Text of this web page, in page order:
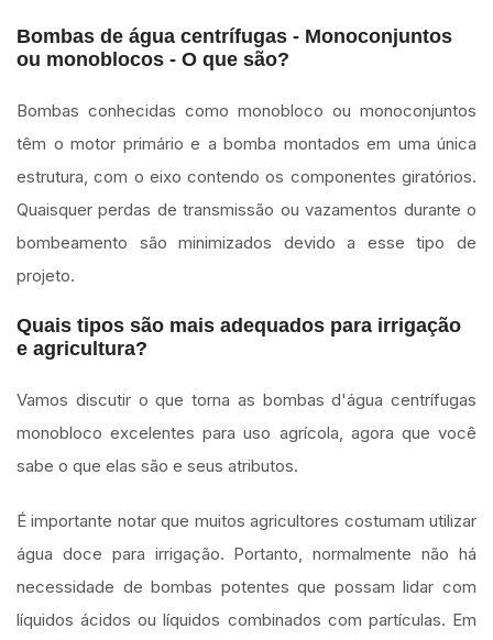
Bombas de água centrífugas - Monoconjuntos
ou monoblocos - O que são?
Bombas conhecidas como monobloco ou monoconjuntos
têm o motor primário e a bomba montados em uma única
estrutura, com o eixo contendo os componentes giratórios.
Quaisquer perdas de transmissão ou vazamentos durante o
bombeamento são minimizados devido a esse tipo de
projeto.
Quais tipos são mais adequados para irrigação
e agricultura?
Vamos discutir o que torna as bombas d'água centrífugas
monobloco excelentes para uso agrícola, agora que você
sabe o que elas são e seus atributos.
É importante notar que muitos agricultores costumam utilizar
água doce para irrigação. Portanto, normalmente não há
necessidade de bombas potentes que possam lidar com
líquidos ácidos ou líquidos combinados com partículas. Em